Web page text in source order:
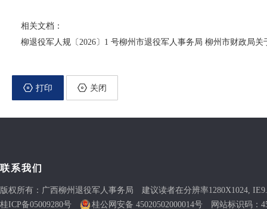
相关文档：
柳退役军人规〔2026〕1 号柳州市退役军人事务局 柳州市财政局
打印 关闭
联系我们
版权所有：广西柳州退役军人事务局 建议读者在分辨率1280X1024,
桂ICP备05009280号
桂公网安备 45020502000014号 网站标识码：